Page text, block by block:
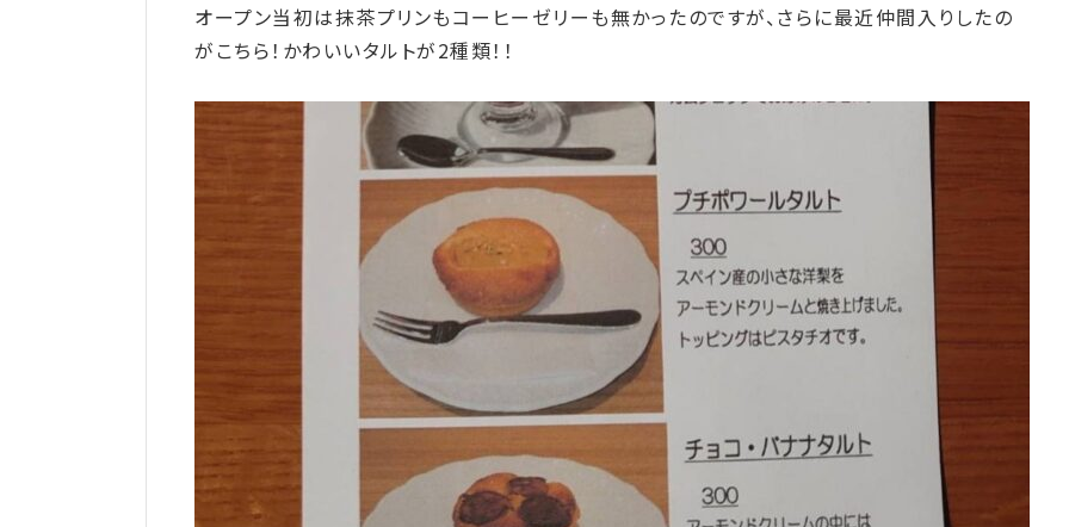
オープン当初は抹茶プリンもコーヒーゼリーも無かったのですが、さらに最近仲間入りしたの
がこちら！かわいいタルトが2種類！！